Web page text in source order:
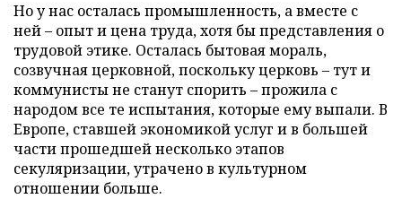
Но у нас осталась промышленность, а вместе с
ней – опыт и цена труда, хотя бы представления о
трудовой этике. Осталась бытовая мораль,
созвучная церковной, поскольку церковь – тут и
коммунисты не станут спорить – прожила с
народом все те испытания, которые ему выпали. В
Европе, ставшей экономикой услуг и в большей
части прошедшей несколько этапов
секуляризации, утрачено в культурном
отношении больше.